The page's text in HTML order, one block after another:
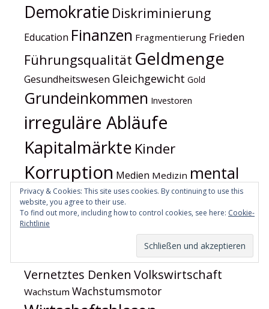
Demokratie Diskriminierung
Education Finanzen Fragmentierung Frieden
Führungsqualität Geldmenge
Gesundheitswesen Gleichgewicht Gold
Grundeinkommen Investoren
irreguläre Abläufe
Kapitalmärkte Kinder
Korruption Medien Medizin mental
Natur PolitikProduktivfaktor
Reizüberflutung Rohstoffe Sicherheit
Steuern Subventionenunser
Verbraucher Verfassung
Vernetztes Denken Volkswirtschaft
Wachstum Wachstumsmotor
Privacy & Cookies: This site uses cookies. By continuing to use this
website, you agree to their use.
To find out more, including how to control cookies, see here: Cookie-
Richtlinie